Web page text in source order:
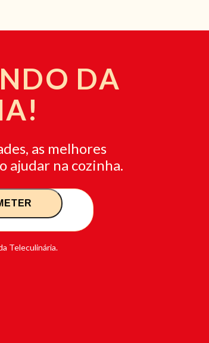
DA
as melhores
ajudar na cozinha.
Teleculinária.